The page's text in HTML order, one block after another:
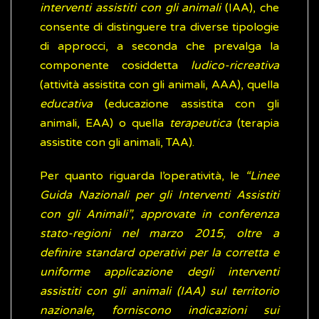
interventi assistiti con gli animali(IAA), che
consente di distinguere tra diverse tipologie
di approcci, a seconda che prevalga la
componente cosiddetta ludico-ricreativa
(attività assistita con gli animali, AAA), quella
educativa(educazione assistita con gli
animali, EAA) o quella terapeutica(terapia
assistite con gli animali, TAA).
Per quanto riguarda l’operatività, le “Linee
Guida Nazionali per gli Interventi Assistiti
con gli Animali”, approvate in conferenza
stato-regioni nel marzo 2015, oltre a
definire standard operativi per la corretta e
uniforme applicazione degli interventi
assistiti con gli animali (IAA) sul territorio
nazionale, forniscono indicazioni sui